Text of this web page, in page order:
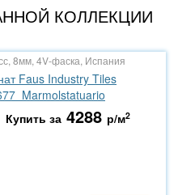
КОЛЛЕКЦИИ
8мм, 4V-фаска, Испания
Faus Industry Tiles
Marmolstatuario
Купить за 4288 р/м2